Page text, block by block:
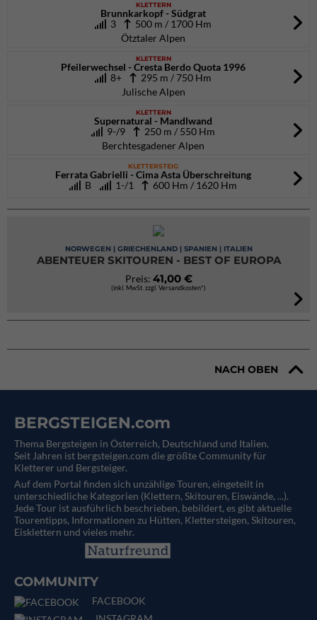
KLETTERN
Brunnkarkopf - Südgrat
3
500 m / 1700 Hm
Ötztaler Alpen
KLETTERN
Pfeilerwechsel - Cresta Berdo Quota 1996
8+
295 m / 750 Hm
Julische Alpen
KLETTERN
Supernatural - Mandlwand
9-/9
250 m / 550 Hm
Berchtesgadener Alpen
KLETTERSTEIG
Ferrata Gabrielli - Cima Asta Überschreitung
B
1-/1 600 Hm / 1620 Hm
NORWEGEN | GRIECHENLAND | SPANIEN | ITALIEN
ABENTEUER SKITOUREN - BEST OF EUROPA
Preis: 41,00 €
(inkl. MwSt. zzgl. Versandkosten*)
NACH OBEN
BERGSTEIGEN.com
Thema Bergsteigen in Österreich, Deutschland und Italien.
Seit Jahren ist bergsteigen.com die größte Community für
Kletterer und Bergsteiger.
Auf dem Portal finden sich unzählige Touren, eingeteilt in
unterschiedliche Kategorien (Klettern, Skitouren, Eiswände, ...).
Jede Tour ist ausführlich beschrieben, bebildert, es gibt aktuelle
Tourentipps, Informationen zu Hütten, Klettersteigen, Skitouren,
Eisklettern und vieles mehr.
COMMUNITY
FACEBOOK